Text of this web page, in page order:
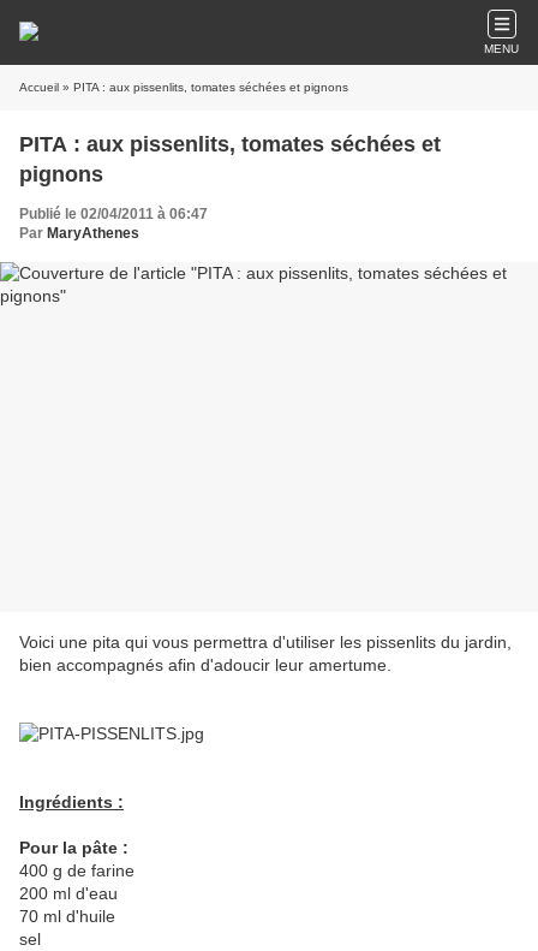
MENU
Accueil » PITA : aux pissenlits, tomates séchées et pignons
PITA : aux pissenlits, tomates séchées et
pignons
Publié le 02/04/2011 à 06:47
Par MaryAthenes
Voici une pita qui vous permettra d'utiliser les pissenlits du jardin,
bien accompagnés afin d'adoucir leur amertume.
Ingrédients :
Pour la pâte :
400 g de farine
200 ml d'eau
70 ml d'huile
sel